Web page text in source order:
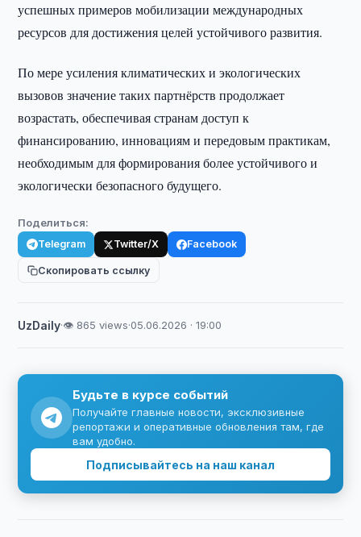
успешных примеров мобилизации международных
ресурсов для достижения целей устойчивого развития.
По мере усиления климатических и экологических
вызовов значение таких партнёрств продолжает
возрастать, обеспечивая странам доступ к
финансированию, инновациям и передовым практикам,
необходимым для формирования более устойчивого и
экологически безопасного будущего.
Поделиться:
Telegram Twitter/X Facebook
Скопировать ссылку
UzDaily·👁 865 views·05.06.2026 · 19:00
Будьте в курсе событий
Получайте главные новости, эксклюзивные
репортажи и оперативные обновления там, где
вам удобно.
Подписывайтесь на наш канал